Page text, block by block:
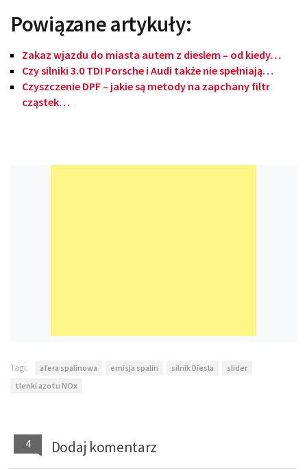
Powiązane artykuły:
Zakaz wjazdu do miasta autem z dieslem – od kiedy…
Czy silniki 3.0 TDI Porsche i Audi także nie spełniają…
Czyszczenie DPF – jakie są metody na zapchany filtr
cząstek…
Tagi: afera spalinowa emisja spalin silnik Diesla
slider
tlenki azotu NOx
4 Dodaj komentarz